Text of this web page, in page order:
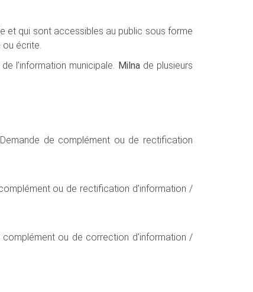
et qui sont accessibles au public sous forme
écrite.
l’information municipale. Milnade plusieurs
de complément ou de rectification
ou de rectification d'information /
ou de correction d'information /